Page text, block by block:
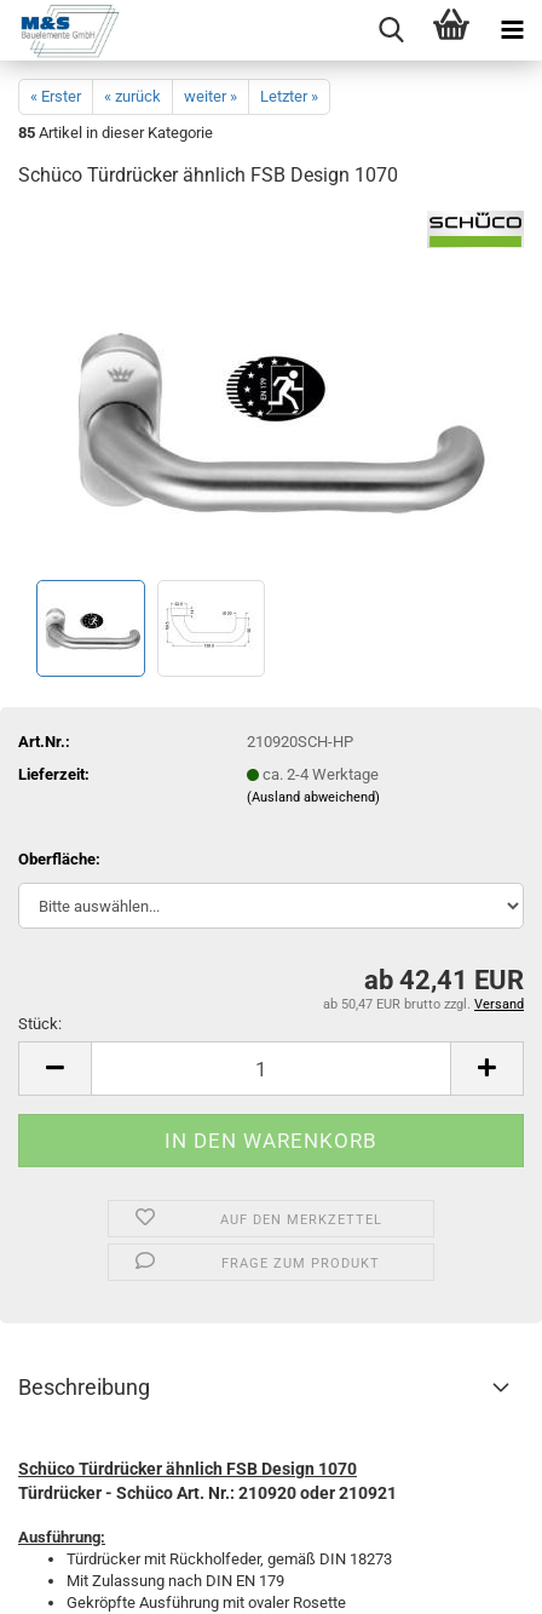
« Erster « zurück weiter »
Letzter »
85 Artikel in dieser Kategorie
Schü­co Tür­drü­cker ähn­lich FSB De­sign 1070
Art.Nr.:
210920SCH-HP
Lieferzeit:
ca. 2-4 Werktage
(Ausland abweichend)
Oberfläche:
ab 42,41 EUR
ab 50,47 EUR brutto zzgl. Versand
Stück:
AUF DEN MERKZETTEL
FRAGE ZUM PRODUKT
Beschreibung
Schüco Türdrücker ähnlich FSB Design 1070
Türdrücker- Schüco Art. Nr.: 210920 oder 210921
Ausführung:
Türdrücker mit Rückholfeder, gemäß DIN 18273
Mit Zulassung nach DIN EN 179
Gekröpfte Ausführung mit ovaler Rosette